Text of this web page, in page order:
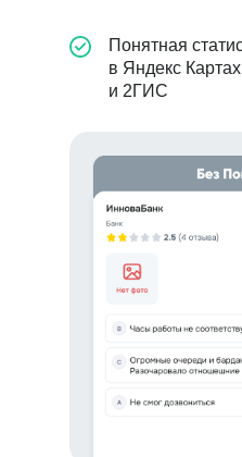
Понятная
в Яндекс
и 2ГИС